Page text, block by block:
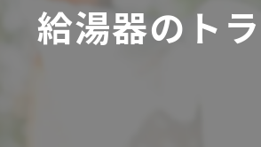
給湯器のト